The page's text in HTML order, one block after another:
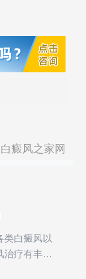
白癜风之家网
类白癜风以
治疗有丰富